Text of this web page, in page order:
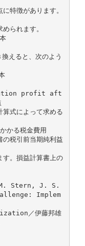
特徴があります。
られます。
えると、次のよう
profit aft
算式によって求める
かる税金費用
の税引前当期純利益
す。損益計算書上の
M. Stern, J. S.
Implem
／伊藤邦雄